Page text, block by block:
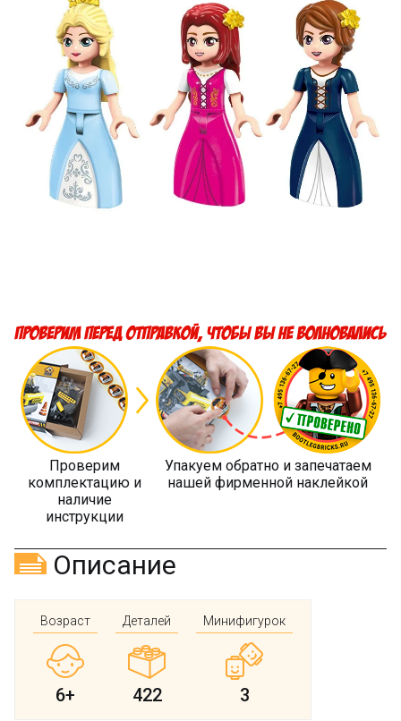
Проверим
комплектацию и
наличие
инструкции
Упакуем обратно и запечатаем
нашей фирменной наклейкой
Описание
Возраст
6+
Деталей
422
Минифигурок
3